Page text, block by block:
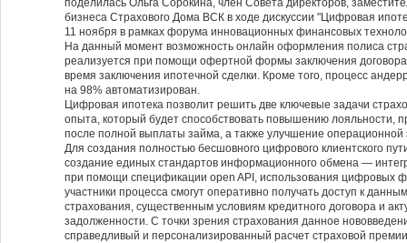
поделилась Ольга Сорокина, член Совета директоров,
бизнеса Страхового Дома ВСК в ходе дискуссии "Цифровая
11 ноября в рамках форума инновационных финансовых
На данный момент возможность онлайн оформления полиса
реализуется при помощи офертной формы заключения
время заключения ипотечной сделки. Кроме того, процесс
на 98% автоматизирован.
Цифровая ипотека позволит решить две ключевые задачи
опыта, который будет способствовать повышению лояльности,
после полной выплаты займа, а также улучшение операционной
Для создания полностью бесшовного цифрового клиентского
создание единых стандартов информационного обмена —
при помощи спецификации open API, использования цифровых
участники процесса смогут оперативно получать доступ к
страхования, существенным условиям кредитного договора и
задолженности. С точки зрения страхования данное
справедливый и персонализированный расчет страховой